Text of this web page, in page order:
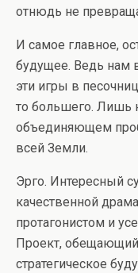
отнюдь не
И самое главное,
будущее. Ведь нам
эти игры в
то большего. Лишь
объединяющем
всей Земли.
Эрго. Интересный
качественной
протагонистом и
Проект,
стратегическое